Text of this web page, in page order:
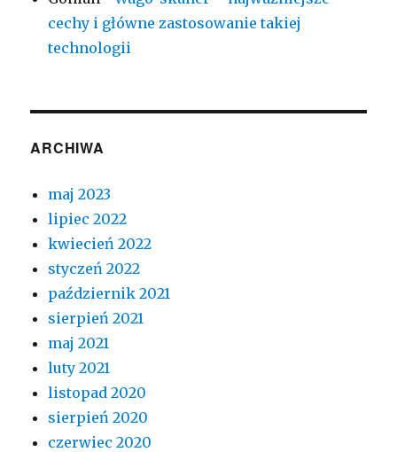
cechy i główne zastosowanie takiej
technologii
ARCHIWA
maj 2023
lipiec 2022
kwiecień 2022
styczeń 2022
październik 2021
sierpień 2021
maj 2021
luty 2021
listopad 2020
sierpień 2020
czerwiec 2020